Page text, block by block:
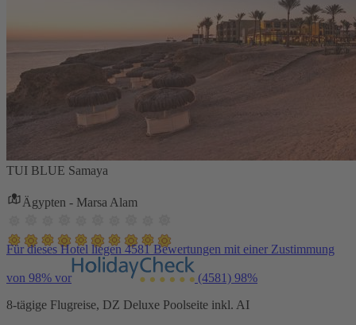
TUI BLUE Samaya
Ägypten - Marsa Alam
Für dieses Hotel liegen 4581 Bewertungen mit einer Zustimmung
von 98% vor (4581) 98%
8-tägige Flugreise, DZ Deluxe Poolseite inkl. AI